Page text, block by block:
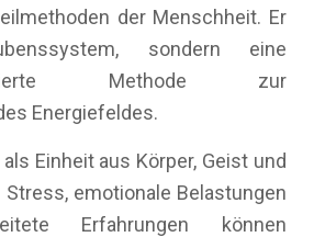
der Menschheit. Er
sondern eine
Methode zur
Energiefeldes.
Einheit aus Körper, Geist und
emotionale Belastungen
Erfahrungen können